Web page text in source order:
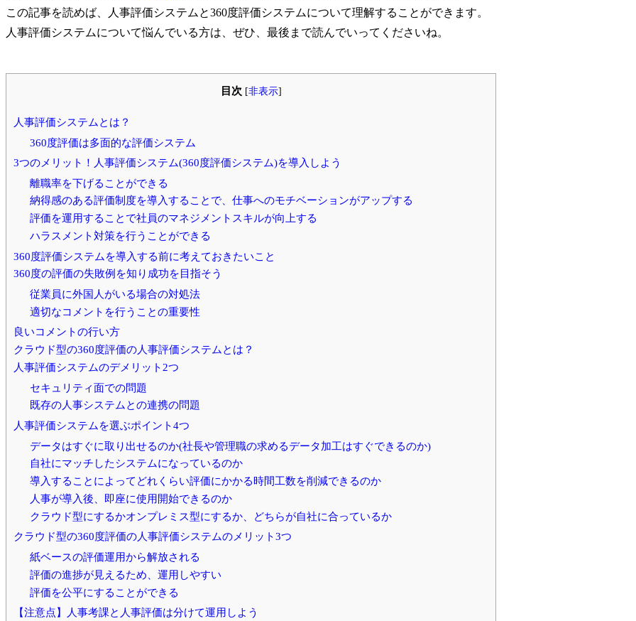
この記事を読めば、人事評価システムと360度評価システムについて理解することができます。
人事評価システムについて悩んでいる方は、ぜひ、最後まで読んでいってくださいね。
目次 [非表示]
人事評価システムとは？
360度評価は多面的な評価システム
3つのメリット！人事評価システム(360度評価システム)を導入しよう
離職率を下げることができる
納得感のある評価制度を導入することで、仕事へのモチベーションがアップする
評価を運用することで社員のマネジメントスキルが向上する
ハラスメント対策を行うことができる
360度評価システムを導入する前に考えておきたいこと
360度の評価の失敗例を知り成功を目指そう
従業員に外国人がいる場合の対処法
適切なコメントを行うことの重要性
良いコメントの行い方
クラウド型の360度評価の人事評価システムとは？
人事評価システムのデメリット2つ
セキュリティ面での問題
既存の人事システムとの連携の問題
人事評価システムを選ぶポイント4つ
データはすぐに取り出せるのか(社長や管理職の求めるデータ加工はすぐできるのか)
自社にマッチしたシステムになっているのか
導入することによってどれくらい評価にかかる時間工数を削減できるのか
人事が導入後、即座に使用開始できるのか
クラウド型にするかオンプレミス型にするか、どちらが自社に合っているか
クラウド型の360度評価の人事評価システムのメリット3つ
紙ベースの評価運用から解放される
評価の進捗が見えるため、運用しやすい
評価を公平にすることができる
【注意点】人事考課と人事評価は分けて運用しよう